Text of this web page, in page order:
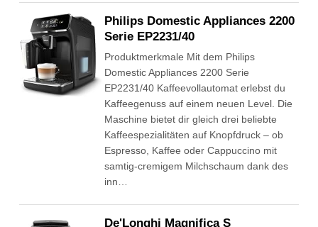
Philips Domestic Appliances 2200
Serie EP2231/40
Produktmerkmale Mit dem Philips
Domestic Appliances 2200 Serie
EP2231/40 Kaffeevollautomat erlebst du
Kaffeegenuss auf einem neuen Level. Die
Maschine bietet dir gleich drei beliebte
Kaffeespezialitäten auf Knopfdruck – ob
Espresso, Kaffee oder Cappuccino mit
samtig-cremigem Milchschaum dank des
inn…
De'Longhi Magnifica S